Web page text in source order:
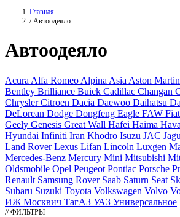
Главная
/ Автоодеяло
Автоодеяло
Acura Alfa Romeo Alpina Asia Aston Martin
Bentley Brilliance Buick Cadillac Changan
ChryslerCitroen Dacia Daewoo Daihatsu
DeLorean Dodge Dongfeng Eagle FAW Fiat
Geely Genesis Great Wall Hafei Haima
Hyundai Infiniti Iran Khodro Isuzu JAC
Land RoverLexus Lifan Lincoln Luxgen
Mercedes-Benz Mercury Mini Mitsubishi
Oldsmobile Opel Peugeot Pontiac Porsche
Renault Samsung Rover Saab Saturn Seat
Subaru Suzuki Toyota Volkswagen Volvo
ИЖ Москвич ТагАЗ УАЗ Универсальное
// ФИЛЬТРЫ